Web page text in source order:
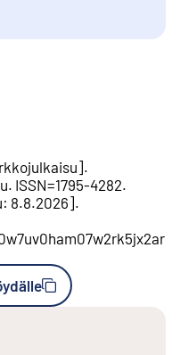
].
. ISSN=1795-4282.
: 8.8.2026].